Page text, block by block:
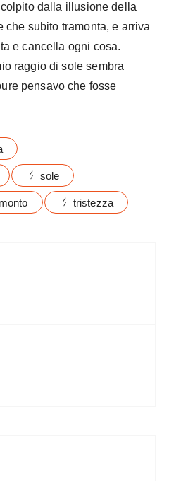
colpito dalla illusione della
che subito tramonta, e arriva
e cancella ogni cosa.
raggio di sole sembra
pensavo che fosse
sole
tristezza